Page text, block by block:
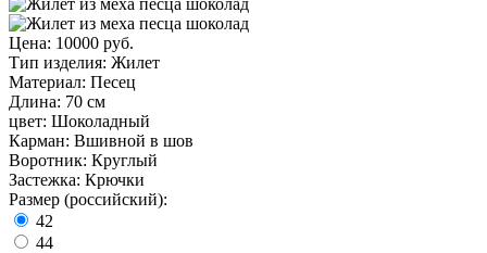
Цена: 10000 руб.
Тип изделия: Жилет
Материал: Песец
Длина: 70 см
цвет: Шоколадный
Карман: Вшивной в шов
Воротник: Круглый
Застежка: Крючки
Размер (российский):
42
44